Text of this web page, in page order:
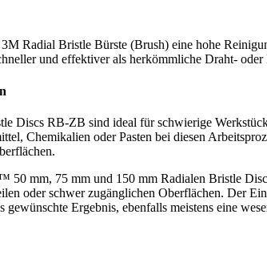
Radial Bristle Bürste (Brush) eine hohe
und effektiver als herkömmliche Draht-
RB-ZB sind ideal für schwierige
Chemikalien oder Pasten bei diesen
mm, 75 mm und 150 mm Radialen Bristle
oder schwer zugänglichen Oberflächen. Der
Ergebnis, ebenfalls meistens eine